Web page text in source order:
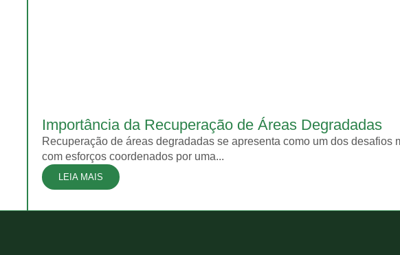
Importância da Recuperação de Áreas Degradadas
Recuperação de áreas degradadas se apresenta como um dos desafios
com esforços coordenados por uma...
LEIA MAIS